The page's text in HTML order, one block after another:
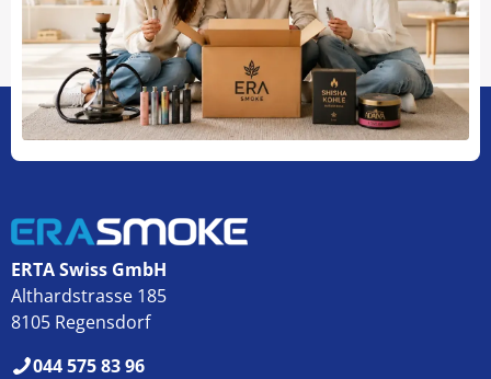
ERTA Swiss GmbH
Althardstrasse 185
8105 Regensdorf
044 575 83 96